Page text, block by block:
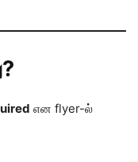
என flyer-ல்